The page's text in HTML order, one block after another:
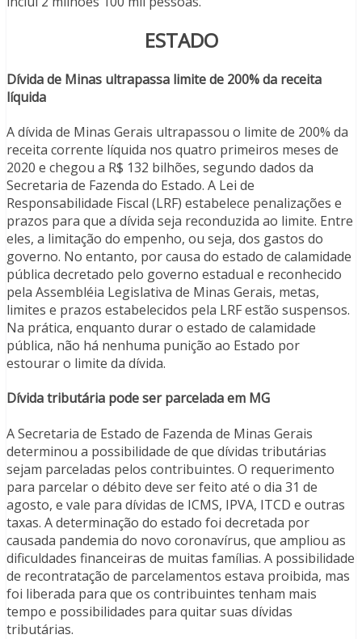
ESTADO
Dívida de Minas ultrapassa limite de 200% da receita
líquida
A dívida de Minas Gerais ultrapassou o limite de 200% da
receita corrente líquida nos quatro primeiros meses de
2020 e chegou a R$ 132 bilhões, segundo dados da
Secretaria de Fazenda do Estado. A Lei de
Responsabilidade Fiscal (LRF) estabelece penalizações e
prazos para que a dívida seja reconduzida ao limite. Entre
eles, a limitação do empenho, ou seja, dos gastos do
governo. No entanto, por causa do estado de calamidade
pública decretado pelo governo estadual e reconhecido
pela Assembléia Legislativa de Minas Gerais, metas,
limites e prazos estabelecidos pela LRF estão suspensos.
Na prática, enquanto durar o estado de calamidade
pública, não há nenhuma punição ao Estado por
estourar o limite da dívida.
Dívida tributária pode ser parcelada em MG
A Secretaria de Estado de Fazenda de Minas Gerais
determinou a possibilidade de que dívidas tributárias
sejam parceladas pelos contribuintes. O requerimento
para parcelar o débito deve ser feito até o dia 31 de
agosto, e vale para dívidas de ICMS, IPVA, ITCD e outras
taxas. A determinação do estado foi decretada por
causada pandemia do novo coronavírus, que ampliou as
dificuldades financeiras de muitas famílias. A possibilidade
de recontratação de parcelamentos estava proibida, mas
foi liberada para que os contribuintes tenham mais
tempo e possibilidades para quitar suas dívidas
tributárias.